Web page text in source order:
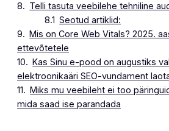
Telli tasuta veebilehe tehniline
Seotud artiklid:
Mis on Core Web Vitals? 2025.
ettevõtetele
Kas Sinu e-pood on augustiks
elektroonikaäri SEO-vundament
Miks mu veebileht ei too
mida saad ise parandada